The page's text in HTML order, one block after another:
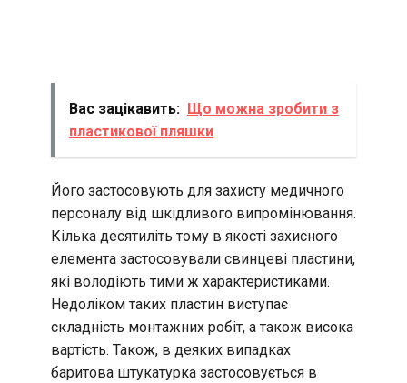
Вас зацікавить: Що можна зробити з
пластикової пляшки
Його застосовують для захисту медичного
персоналу від шкідливого випромінювання.
Кілька десятиліть тому в якості захисного
елемента застосовували свинцеві пластини,
які володіють тими ж характеристиками.
Недоліком таких пластин виступає
складність монтажних робіт, а також висока
вартість. Також, в деяких випадках
баритова штукатурка застосовується в